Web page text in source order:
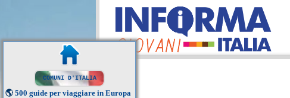
COMUNI D'ITALIA
🌎 500 guide per viaggiare in Europa